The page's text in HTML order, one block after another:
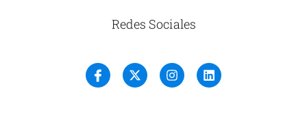
Redes Sociales